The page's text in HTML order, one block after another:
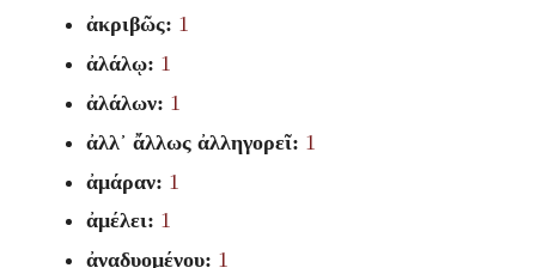
ἀκριβῶς: 1
ἀλάλῳ: 1
ἀλάλων: 1
ἀλλ᾽ ἄλλως ἀλληγορεῖ: 1
ἀμάραν: 1
ἀμέλει: 1
ἀναδυομένου: 1